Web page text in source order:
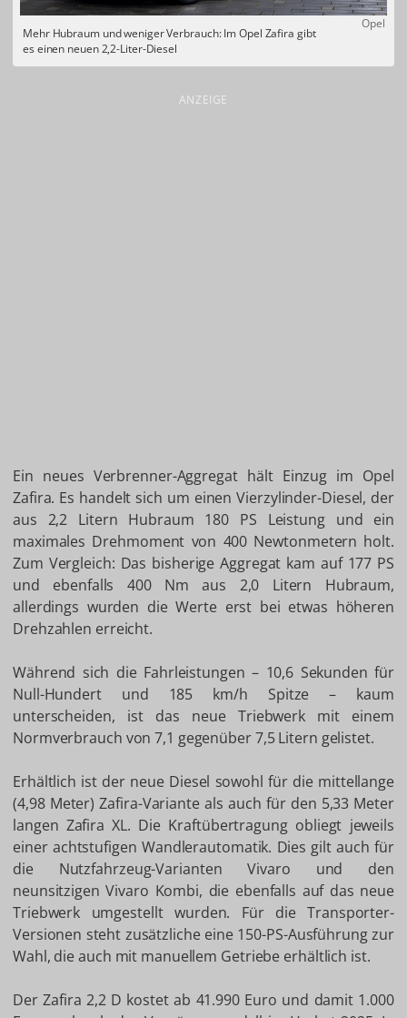
Opel
Mehr Hubraum und weniger Verbrauch: Im Opel Zafira gibt
es einen neuen 2,2-Liter-Diesel
ANZEIGE
Ein neues Verbrenner-Aggregat hält Einzug im Opel
Zafira. Es handelt sich um einen Vierzylinder-Diesel, der
aus 2,2 Litern Hubraum 180 PS Leistung und ein
maximales Drehmoment von 400 Newtonmetern holt.
Zum Vergleich: Das bisherige Aggregat kam auf 177 PS
und ebenfalls 400 Nm aus 2,0 Litern Hubraum,
allerdings wurden die Werte erst bei etwas höheren
Drehzahlen erreicht.
Während sich die Fahrleistungen – 10,6 Sekunden für
Null-Hundert und 185 km/h Spitze – kaum
unterscheiden, ist das neue Triebwerk mit einem
Normverbrauch von 7,1 gegenüber 7,5 Litern gelistet.
Erhältlich ist der neue Diesel sowohl für die mittellange
(4,98 Meter) Zafira-Variante als auch für den 5,33 Meter
langen Zafira XL. Die Kraftübertragung obliegt jeweils
einer achtstufigen Wandlerautomatik. Dies gilt auch für
die Nutzfahrzeug-Varianten Vivaro und den
neunsitzigen Vivaro Kombi, die ebenfalls auf das neue
Triebwerk umgestellt wurden. Für die Transporter-
Versionen steht zusätzliche eine 150-PS-Ausführung zur
Wahl, die auch mit manuellem Getriebe erhältlich ist.
Der Zafira 2,2 D kostet ab 41.990 Euro und damit 1.000